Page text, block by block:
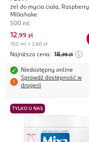
żel do mycia ciała, Raspberry
Milkshake
500 ml
12,99 zł
100 ml = 2,60 zł
Najniższa cena: 18,99 zł
Niedostępny online
Sprawdź dostępność w
drogerii
TYLKO U NAS